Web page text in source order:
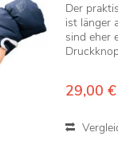
Der
ist länger
sind eher
müssen
29,00